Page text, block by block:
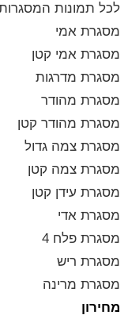
לכל תמונות
מסגרת אמי
מסגרת אמי קטן
מסגרת מדרגות
מסגרת מהודר
מסגרת מהודר קטן
מסגרת צמה גדול
מסגרת צמה קטן
מסגרת עידן קטן
מסגרת אדי
מסגרת פלח 4
מסגרת ריש
מסגרת מרינה
מחירון